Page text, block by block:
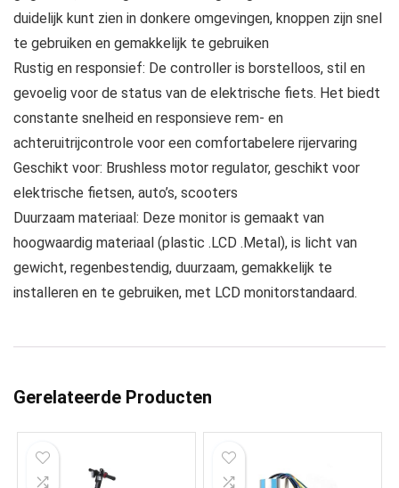
duidelijk kunt zien in donkere omgevingen, knoppen zijn snel
te gebruiken en gemakkelijk te gebruiken
Rustig en responsief: De controller is borstelloos, stil en
gevoelig voor de status van de elektrische fiets. Het biedt
constante snelheid en responsieve rem- en
achteruitrijcontrole voor een comfortabelere rijervaring
Geschikt voor: Brushless motor regulator, geschikt voor
elektrische fietsen, auto’s, scooters
Duurzaam materiaal: Deze monitor is gemaakt van
hoogwaardig materiaal (plastic .LCD .Metal), is licht van
gewicht, regenbestendig, duurzaam, gemakkelijk te
installeren en te gebruiken, met LCD monitorstandaard.
Gerelateerde Producten